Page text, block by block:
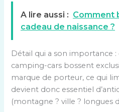
A lire aussi : Comment
cadeau de naissance ?
Détail qui a son importance
camping-cars bossent
marque de porteur, ce qui
devient donc essentiel
(montagne ? ville ? longues